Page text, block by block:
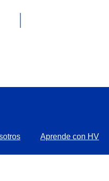
Aprende con HV